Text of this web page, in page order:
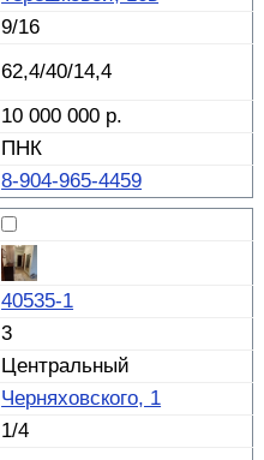
9/16
62,4/40/14,4
10 000 000 р.
ПНК
8-904-965-4459
40535-1
3
Центральный
Черняховского, 1
1/4